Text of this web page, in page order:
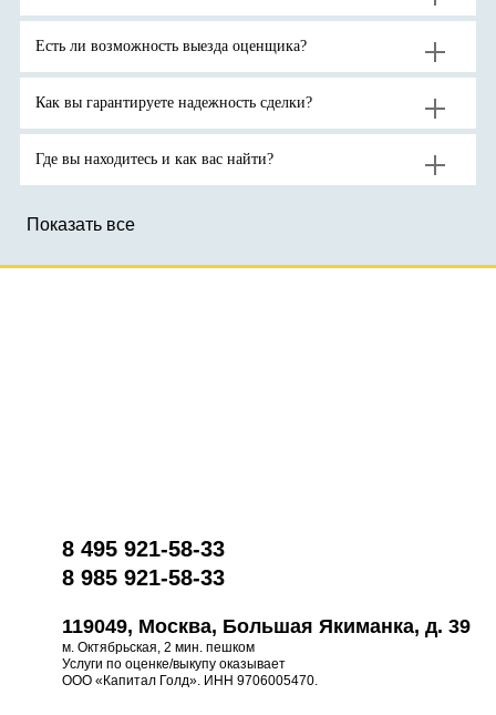
роста
золото
новых
активы-
фоне
неопределенности.
Есть ли возможность выезда оценщика?
Как вы гарантируете надежность сделки?
Где вы находитесь и как вас найти?
Показать все
8 495 921-58-33
8 985 921-58-33
119049, Москва, Большая Якиманка, д. 39
м. Октябрьская, 2 мин. пешком
Услуги по оценке/выкупу оказывает
ООО «Капитал Голд». ИНН 9706005470.